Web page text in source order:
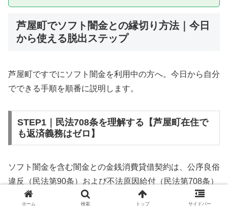
芦屋町でソフト闇金との縁切り方法｜今日
から使える脱出ステップ
芦屋町ですでにソフト闇金を利用中の方へ。今日から自分
でできる手順を順番に説明します。
STEP1｜民法708条を理解する【芦屋町在住で
も返済義務はゼロ】
ソフト闇金を含む闇金との金銭消費貸借契約は、公序良俗
違反（民法第90条）および不法原因給付（民法第708条）
に該当するため、法的には無効です。芦屋町在住であって
ホーム 検索 トップ サイドバー